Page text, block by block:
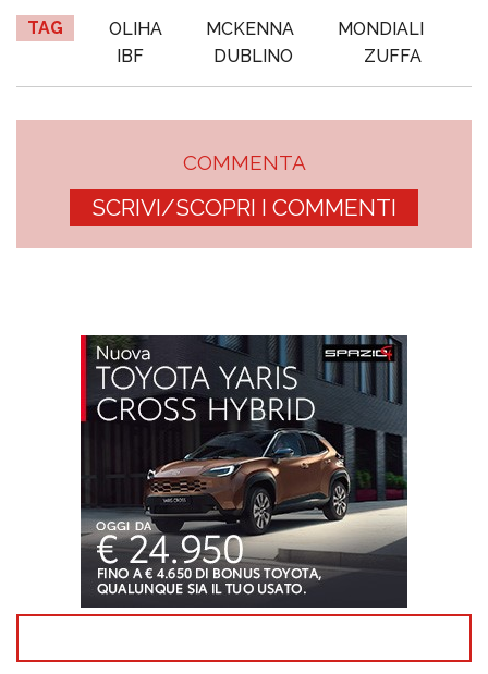
TAG OLIHA MCKENNA
MONDIALI
IBF
DUBLINO ZUFFA
COMMENTA
SCRIVI/SCOPRI I COMMENTI